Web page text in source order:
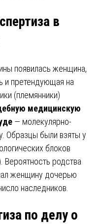
в
появилась женщина,
и претендующая на
(племянники)
медицинскую
— молекулярно-
Образцы были взяты у
блоков
Вероятность родства
женщину дочерью
наследников.
по делу о